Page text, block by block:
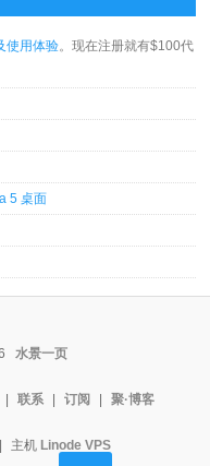
使用体验。现在注册就有$100代
5 桌面
水景一页
| 联系 | 订阅 | 聚·博客
| 主机 Linode VPS